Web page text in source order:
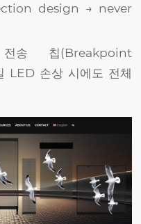
design → never
송 칩(Breakpoint
손상 시에도 전체